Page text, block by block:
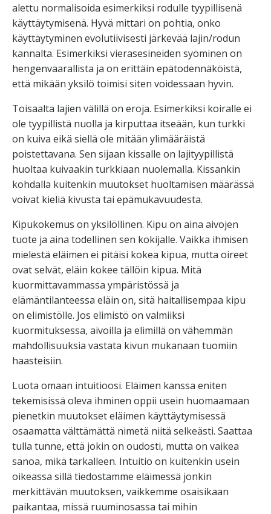
alettu normalisoida esimerkiksi rodulle tyypillisenä
käyttäytymisenä. Hyvä mittari on pohtia, onko
käyttäytyminen evolutiivisesti järkevää lajin/rodun
kannalta. Esimerkiksi vierasesineiden syöminen on
hengenvaarallista ja on erittäin epätodennäköistä,
että mikään yksilö toimisi siten voidessaan hyvin.
Toisaalta lajien välillä on eroja. Esimerkiksi koiralle ei
ole tyypillistä nuolla ja kirputtaa itseään, kun turkki
on kuiva eikä siellä ole mitään ylimääräistä
poistettavana. Sen sijaan kissalle on lajityypillistä
huoltaa kuivaakin turkkiaan nuolemalla. Kissankin
kohdalla kuitenkin muutokset huoltamisen määrässä
voivat kieliä kivusta tai epämukavuudesta.
Kipukokemus on yksilöllinen. Kipu on aina aivojen
tuote ja aina todellinen sen kokijalle. Vaikka ihmisen
mielestä eläimen ei pitäisi kokea kipua, mutta oireet
ovat selvät, eläin kokee tällöin kipua. Mitä
kuormittavammassa ympäristössä ja
elämäntilanteessa eläin on, sitä haitallisempaa kipu
on elimistölle. Jos elimistö on valmiiksi
kuormituksessa, aivoilla ja elimillä on vähemmän
mahdollisuuksia vastata kivun mukanaan tuomiin
haasteisiin.
Luota omaan intuitioosi. Eläimen kanssa eniten
tekemisissä oleva ihminen oppii usein huomaamaan
pienetkin muutokset eläimen käyttäytymisessä
osaamatta välttämättä nimetä niitä selkeästi. Saattaa
tulla tunne, että jokin on oudosti, mutta on vaikea
sanoa, mikä tarkalleen. Intuitio on kuitenkin usein
oikeassa sillä tiedostamme eläimessä jonkin
merkittävän muutoksen, vaikkemme osaisikaan
paikantaa, missä ruuminosassa tai mihin